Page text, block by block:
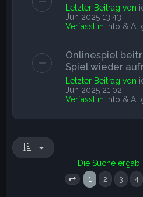
Letzter Beitrag von
Jun 2025 13:43
Verfasst in Info &
Onlinespiel
Spiel wieder
Letzter Beitrag von
Jun 2025 21:02
Verfasst in Info &
Die Suche ergab
Seite von 9
1 2 3 4